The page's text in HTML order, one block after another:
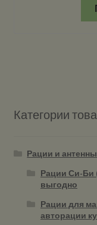
Категории
Рации и антенны
Рации Си-Би
выгодно
Рации для
авторации